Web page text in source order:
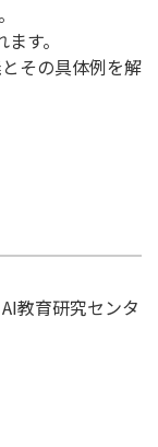
す。
その具体例を解
教育研究センタ